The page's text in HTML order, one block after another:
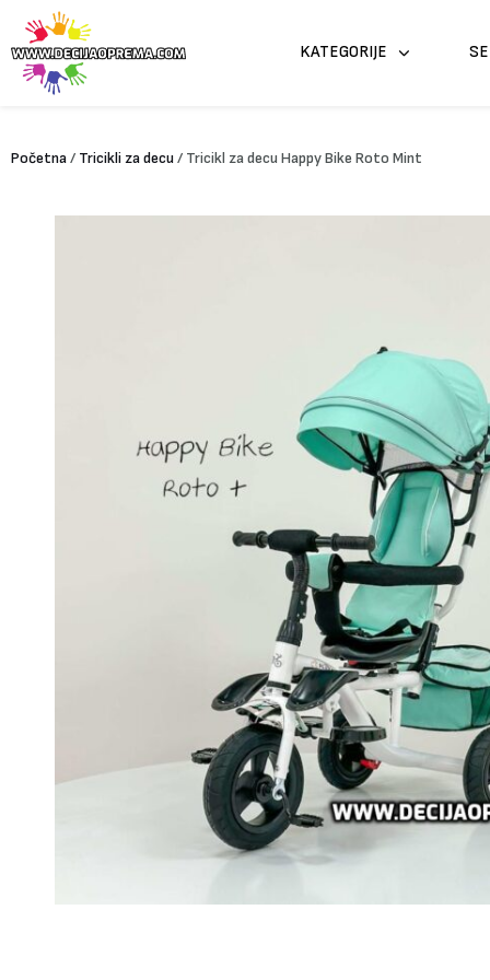
sadržaj
KATEGORIJE
Početna/ Tricikli za decu/ Tricikl za decu Happy Bike Roto Mint